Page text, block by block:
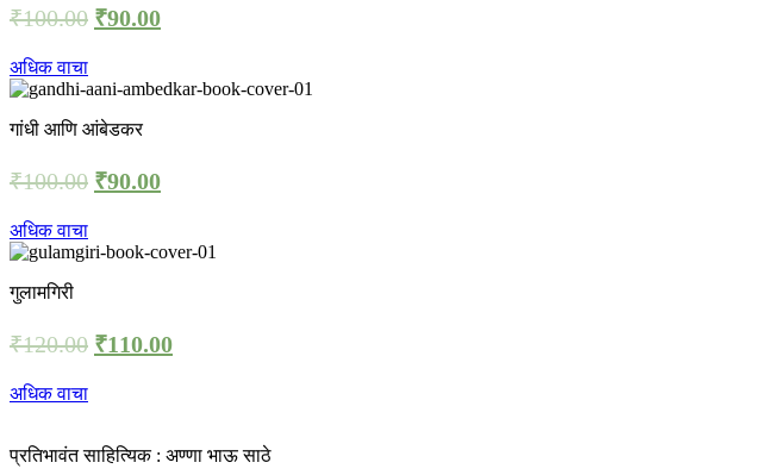
₹100.00 ₹90.00
अधिक वाचा
गांधी आणि आंबेडकर
₹100.00 ₹90.00
अधिक वाचा
गुलामगिरी
₹120.00 ₹110.00
अधिक वाचा
प्रतिभावंत साहित्यिक : अण्णा भाऊ साठे